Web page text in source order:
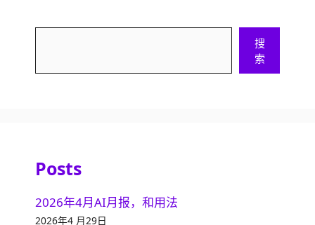
搜
索
Posts
2026年4月AI月报，和用法
2026年4 月29日